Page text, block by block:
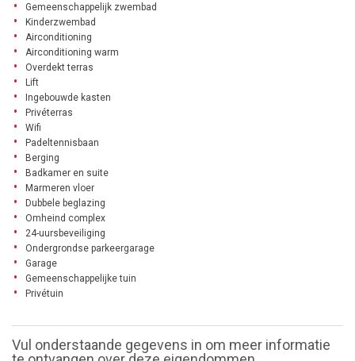
Gemeenschappelijk zwembad
Kinderzwembad
Airconditioning
Airconditioning warm
Overdekt terras
Lift
Ingebouwde kasten
Privéterras
Wifi
Padeltennisbaan
Berging
Badkamer en suite
Marmeren vloer
Dubbele beglazing
Omheind complex
24-uursbeveiliging
Ondergrondse parkeergarage
Garage
Gemeenschappelijke tuin
Privétuin
Vul onderstaande gegevens in om meer informatie